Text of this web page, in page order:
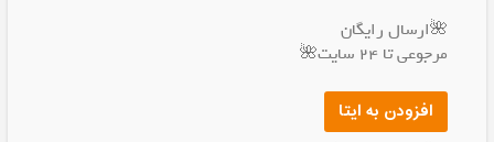
🌺ارسال رایگان
مرجوعی تا ۲۴ سایت🌺
افزودن به ایتا